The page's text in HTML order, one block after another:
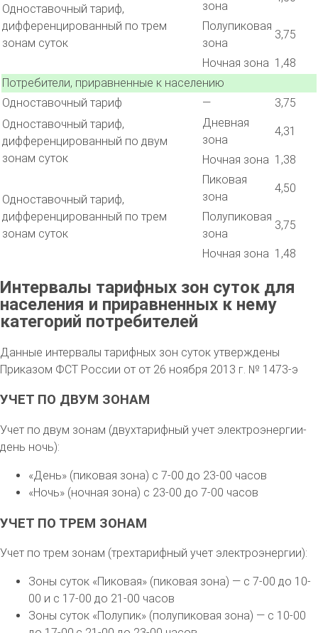
Одноставочный тариф,
дифференцированный по трем
зонам суток
зона
Полупиковая
зона
3,75
Ночная зона 1,48
Потребители, приравненные к населению
Одноставочный тариф
—
3,75
Одноставочный тариф,
дифференцированный по двум
зонам суток
Дневная
зона
4,31
Ночная зона 1,38
Одноставочный тариф,
дифференцированный по трем
зонам суток
Пиковая
зона
4,50
Полупиковая
зона
3,75
Ночная зона 1,48
Интервалы тарифных зон суток для
населения и приравненных к нему
категорий потребителей
Данные интервалы тарифных зон суток утверждены
Приказом ФСТ России от от 26 ноября 2013 г. № 1473-э
УЧЕТ ПО ДВУМ ЗОНАМ
Учет по двум зонам (двухтарифный учет электроэнергии-
день ночь):
«День» (пиковая зона) с 7-00 до 23-00 часов
«Ночь» (ночная зона) с 23-00 до 7-00 часов
УЧЕТ ПО ТРЕМ ЗОНАМ
Учет по трем зонам (трехтарифный учет электроэнергии):
Зоны суток «Пиковая» (пиковая зона) — с 7-00 до 10-
00 и с 17-00 до 21-00 часов
Зоны суток «Полупик» (полупиковая зона) — с 10-00